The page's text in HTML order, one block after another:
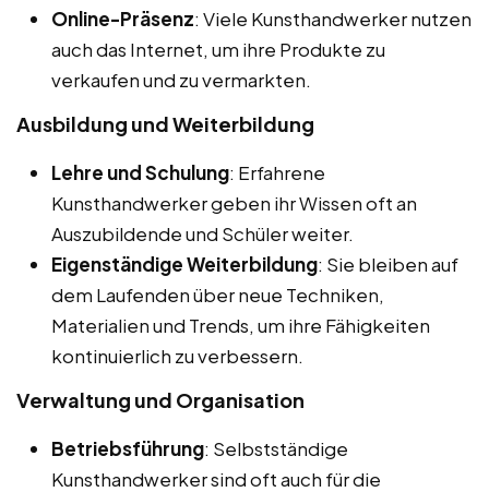
Online-Präsenz: Viele Kunsthandwerker nutzen
auch das Internet, um ihre Produkte zu
verkaufen und zu vermarkten.
Ausbildung und Weiterbildung
Lehre und Schulung: Erfahrene
Kunsthandwerker geben ihr Wissen oft an
Auszubildende und Schüler weiter.
Eigenständige Weiterbildung: Sie bleiben auf
dem Laufenden über neue Techniken,
Materialien und Trends, um ihre Fähigkeiten
kontinuierlich zu verbessern.
Verwaltung und Organisation
Betriebsführung: Selbstständige
Kunsthandwerker sind oft auch für die